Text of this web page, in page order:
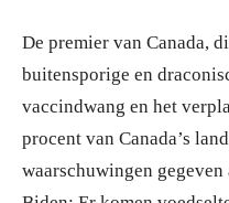
De premier van Canada,
buitensporige en
vaccindwang en het
procent van Canada’s
waarschuwingen gegeven